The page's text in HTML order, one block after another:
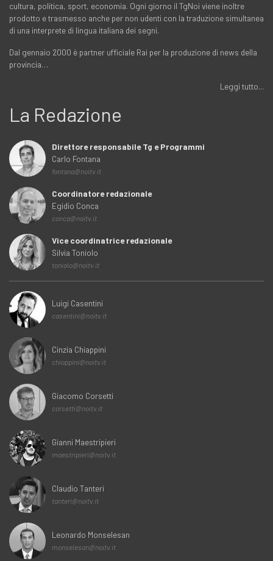
cultura, politica, sport, economia. Ogni giorno il TgNoi viene inoltre
prodotto e trasmesso anche per non udenti con la traduzione simultanea
di una interprete di lingua italiana dei segni.
Dal gennaio 2000 è partner ufficiale Rai per la produzione di news della
provincia…
Leggi tutto...
La Redazione
Direttore responsabile Tg e Programmi
Carlo Fontana
fontana@noitv.it
Coordinatore redazionale
Egidio Conca
conca@noitv.it
Vice coordinatrice redazionale
Silvia Toniolo
toniolo@noitv.it
Luigi Casentini
casentini@noitv.it
Cinzia Chiappini
chiappini@noitv.it
Giacomo Corsetti
corsetti@noitv.it
Gianni Maestripieri
maestripieri@noitv.it
Claudio Tanteri
tanteri@noitv.it
Leonardo Monselesan
monselesan@noitv.it